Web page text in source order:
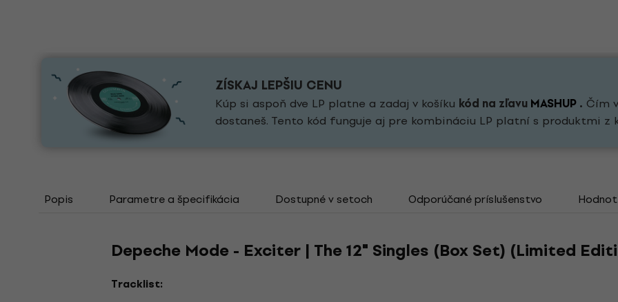
ZÍSKAJ LEPŠIU CENU
Kúp si aspoň dve LP platne a zadaj v košíku kód na zľavuMASHUP. Čím
dostaneš. Tento kód funguje aj pre kombináciu LP platní s produktmi z
Popis Parametre a špecifikácia Dostupné v setoch Odporúčané príslušenstvo
Depeche Mode - Exciter | The 12" Singles (Box Set) (Limited
Tracklist: